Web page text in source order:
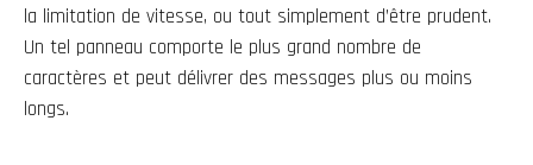
la limitation de vitesse, ou tout simplement d’être prudent.
Un tel panneau comporte le plus grand nombre de
caractères et peut délivrer des messages plus ou moins
longs.